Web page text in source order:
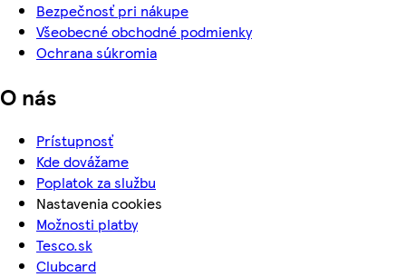
Bezpečnosť pri nákupe
Všeobecné obchodné podmienky
Ochrana súkromia
O nás
Prístupnosť
Kde dovážame
Poplatok za službu
Nastavenia cookies
Možnosti platby
Tesco.sk
Clubcard